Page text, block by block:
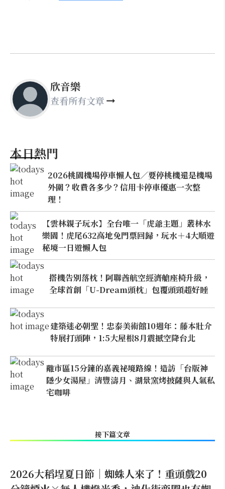
欣音樂
查看所有文章
本日熱門
2026桃園機場停車懶人包／要停桃機還是機場
外圍？收費各多少？信用卡停車優惠一次整
理！
【雲林親子玩水】全台唯一「虎爺主題」叢林水
樂園！虎尾632高地免門票回歸，玩水＋4大順遊
秘境一日遊懶人包
搭機告別落枕！阿聯酋航空經濟艙座椅升級，
全球首創「U-Dream頭枕」包覆頭頸超好睡
建築迷必朝聖！忠泰美術館10週年：藤本壯介
特展打頭陣，1:5大屋根8月震撼空降台北
離市區15分鐘的嘉義祕境路線！造訪「台版神
隱少女湯屋」清豐濤月、湖景窯烤披薩與人氣私
宅咖啡
接下篇文章
2026大稻埕夏日節｜蜘蛛人來了！重頭戲20